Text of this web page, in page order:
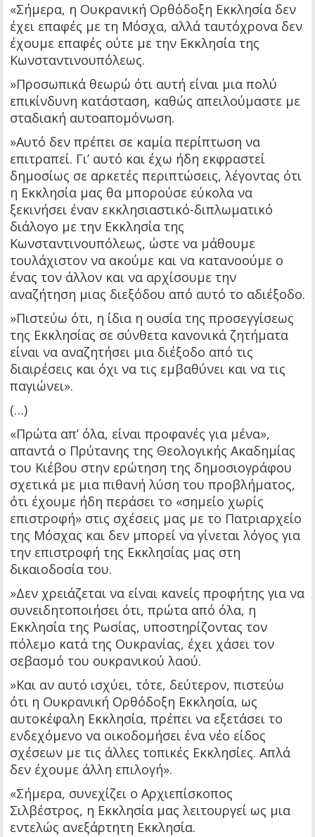
«Σήμερα, η Ουκρανική Ορθόδοξη Εκκλησία δεν
έχει επαφές με τη Μόσχα, αλλά ταυτόχρονα δεν
έχουμε επαφές ούτε με την Εκκλησία της
Κωνσταντινουπόλεως.
»Προσωπικά θεωρώ ότι αυτή είναι μια πολύ
επικίνδυνη κατάσταση, καθώς απειλούμαστε με
σταδιακή αυτοαπομόνωση.
»Αυτό δεν πρέπει σε καμία περίπτωση να
επιτραπεί. Γι’ αυτό και έχω ήδη εκφραστεί
δημοσίως σε αρκετές περιπτώσεις, λέγοντας ότι
η Εκκλησία μας θα μπορούσε εύκολα να
ξεκινήσει έναν εκκλησιαστικό-διπλωματικό
διάλογο με την Εκκλησία της
Κωνσταντινουπόλεως, ώστε να μάθουμε
τουλάχιστον να ακούμε και να κατανοούμε ο
ένας τον άλλον και να αρχίσουμε την
αναζήτηση μιας διεξόδου από αυτό το αδιέξοδο.
»Πιστεύω ότι, η ίδια η ουσία της προσεγγίσεως
της Εκκλησίας σε σύνθετα κανονικά ζητήματα
είναι να αναζητήσει μια διέξοδο από τις
διαιρέσεις και όχι να τις εμβαθύνει και να τις
παγιώνει».
(…)
«Πρώτα απ’ όλα, είναι προφανές για μένα»,
απαντά ο Πρύτανης της Θεολογικής Ακαδημίας
του Κιέβου στην ερώτηση της δημοσιογράφου
σχετικά με μια πιθανή λύση του προβλήματος,
ότι έχουμε ήδη περάσει το «σημείο χωρίς
επιστροφή» στις σχέσεις μας με το Πατριαρχείο
της Μόσχας και δεν μπορεί να γίνεται λόγος για
την επιστροφή της Εκκλησίας μας στη
δικαιοδοσία του.
»Δεν χρειάζεται να είναι κανείς προφήτης για να
συνειδητοποιήσει ότι, πρώτα από όλα, η
Εκκλησία της Ρωσίας, υποστηρίζοντας τον
πόλεμο κατά της Ουκρανίας, έχει χάσει τον
σεβασμό του ουκρανικού λαού.
»Και αν αυτό ισχύει, τότε, δεύτερον, πιστεύω
ότι η Ουκρανική Ορθόδοξη Εκκλησία, ως
αυτοκέφαλη Εκκλησία, πρέπει να εξετάσει το
ενδεχόμενο να οικοδομήσει ένα νέο είδος
σχέσεων με τις άλλες τοπικές Εκκλησίες. Απλά
δεν έχουμε άλλη επιλογή».
«Σήμερα, συνεχίζει ο Αρχιεπίσκοπος
Σιλβέστρος, η Εκκλησία μας λειτουργεί ως μια
εντελώς ανεξάρτητη Εκκλησία.